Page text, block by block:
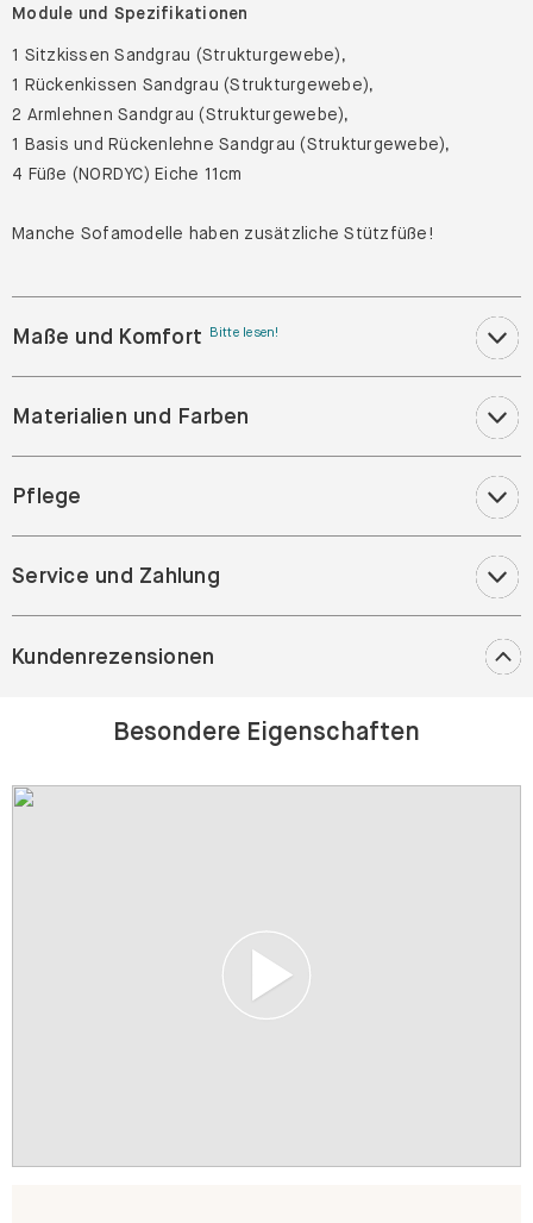
Module und Spezifikationen
1 Sitzkissen Sandgrau (Strukturgewebe),
1 Rückenkissen Sandgrau (Strukturgewebe),
2 Armlehnen Sandgrau (Strukturgewebe),
1 Basis und Rückenlehne Sandgrau (Strukturgewebe),
4 Füße (NORDYC) Eiche 11cm
Manche Sofamodelle haben zusätzliche Stützfüße!
Maße und Komfort Bitte lesen!
Materialien und Farben
Pflege
Service und Zahlung
Kundenrezensionen
Besondere Eigenschaften